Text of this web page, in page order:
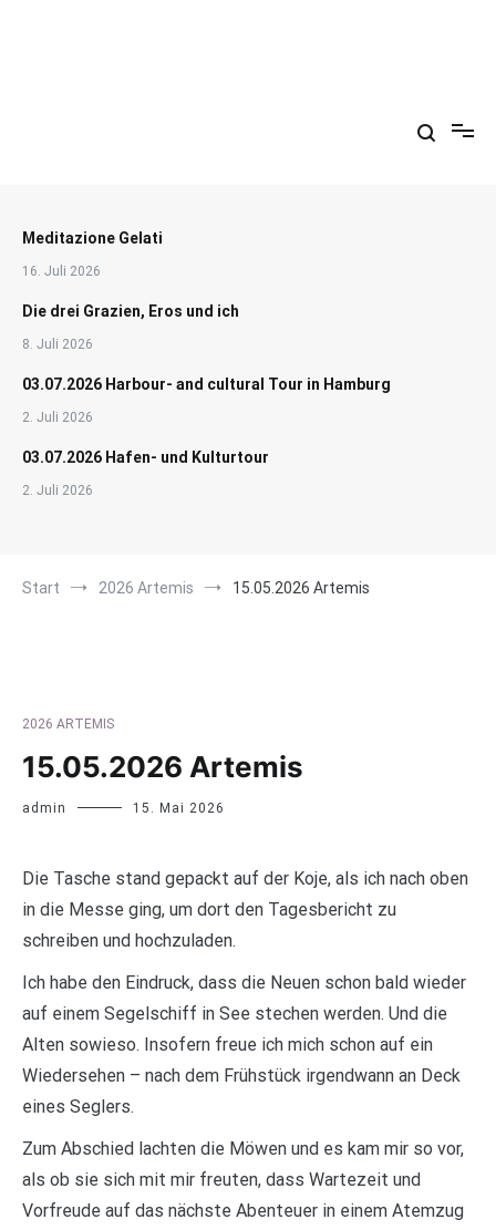
Meditazione Gelati
16. Juli 2026
Die drei Grazien, Eros und ich
8. Juli 2026
03.07.2026 Harbour- and cultural Tour in Hamburg
2. Juli 2026
03.07.2026 Hafen- und Kulturtour
2. Juli 2026
Start 2026 Artemis 15.05.2026 Artemis
2026 ARTEMIS
15.05.2026 Artemis
admin 15. Mai 2026
Die Tasche stand gepackt auf der Koje, als ich nach oben
in die Messe ging, um dort den Tagesbericht zu
schreiben und hochzuladen.
Ich habe den Eindruck, dass die Neuen schon bald wieder
auf einem Segelschiff in See stechen werden. Und die
Alten sowieso. Insofern freue ich mich schon auf ein
Wiedersehen – nach dem Frühstück irgendwann an Deck
eines Seglers.
Zum Abschied lachten die Möwen und es kam mir so vor,
als ob sie sich mit mir freuten, dass Wartezeit und
Vorfreude auf das nächste Abenteuer in einem Atemzug